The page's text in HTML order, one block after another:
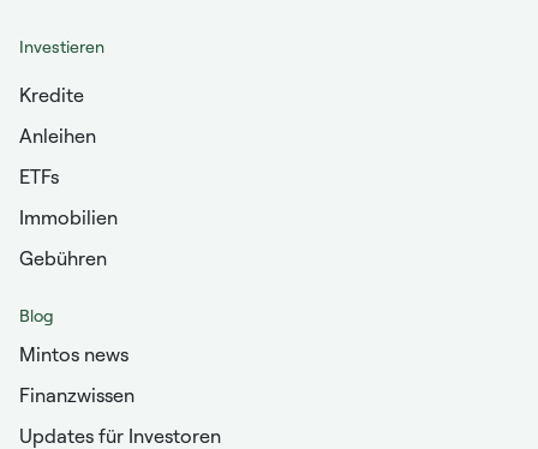
Investieren
Kredite
Anleihen
ETFs
Immobilien
Gebühren
Blog
Mintos news
Finanzwissen
Updates für Investoren